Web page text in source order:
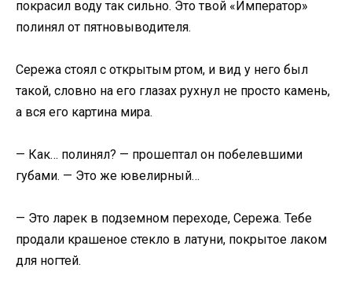
покрасил воду так сильно. Это твой «Император»
полинял от пятновыводителя.
Сережа стоял с открытым ртом, и вид у него был
такой, словно на его глазах рухнул не просто камень,
а вся его картина мира.
— Как… полинял? — прошептал он побелевшими
губами. — Это же ювелирный…
— Это ларек в подземном переходе, Сережа. Тебе
продали крашеное стекло в латуни, покрытое лаком
для ногтей.